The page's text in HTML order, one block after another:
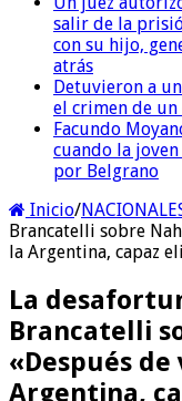
salir de la
con su hijo,
atrás
Detuvieron a
el crimen de
Facundo
cuando la
por Belgrano
Inicio/
Brancatelli sobre
la Argentina, capaz
La
Brancatelli
«Después
Argentina,